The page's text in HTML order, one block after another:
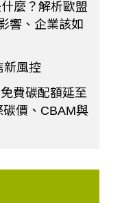
麼？解析歐盟
響、企業該如
新風控
費碳配額延至
價、CBAM與